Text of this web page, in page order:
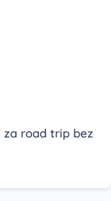
road trip bez